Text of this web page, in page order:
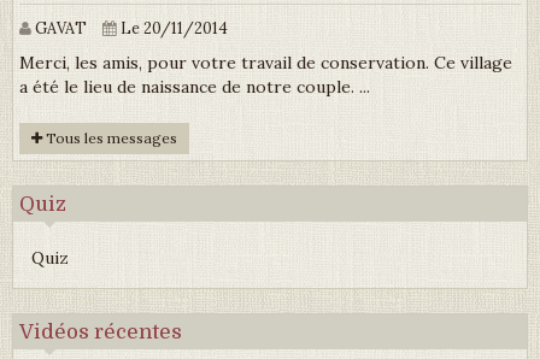
GAVAT Le 20/11/2014
Merci, les amis, pour votre travail de conservation. Ce village
a été le lieu de naissance de notre couple. ...
Tous les messages
Quiz
Quiz
Vidéos récentes